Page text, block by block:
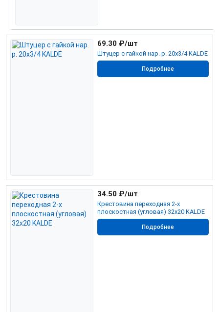
Штуцер с гайкой нар. р. 20х3/4 KALDE
69.30 ₽/шт
Подробнее
Крестовина переходная 2-х
плоскостная (угловая) 32х20 KALDE
34.50 ₽/шт
Подробнее